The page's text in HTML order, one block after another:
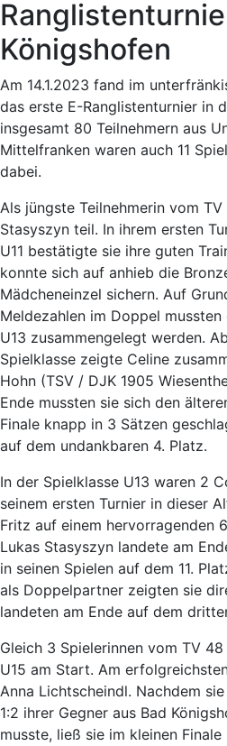
Königshofen
Am 14.1.2023 fand im
das erste E-Ranglistenturnier in
insgesamt 80 Teilnehmern aus
Mittelfranken waren auch 11
dabei.
Als jüngste Teilnehmerin vom
Stasyszyn teil. In ihrem ersten
U11 bestätigte sie ihre guten
konnte sich auf anhieb die
Mädcheneinzel sichern. Auf
Meldezahlen im Doppel mussten
U13 zusammengelegt werden.
Spielklasse zeigte Celine
Hohn (TSV / DJK 1905
Ende mussten sie sich den
Finale knapp in 3 Sätzen
auf dem undankbaren 4. Platz.
In der Spielklasse U13 waren 2
seinem ersten Turnier in dieser
Fritz auf einem hervorragenden
Lukas Stasyszyn landete am
in seinen Spielen auf dem 11.
als Doppelpartner zeigten sie
landeten am Ende auf dem
Gleich 3 Spielerinnen vom TV
U15 am Start. Am
Anna Lichtscheindl. Nachdem
1:2 ihrer Gegner aus Bad
musste, ließ sie im kleinen